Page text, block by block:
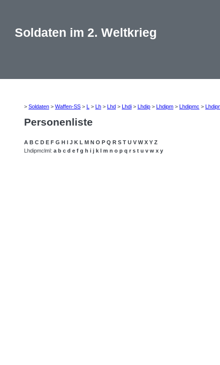
Soldaten im 2. Weltkrieg
> Soldaten > Waffen-SS > L > Lh > Lhd > Lhdi > Lhdip > Lhdipm > Lhdipmc >
Personenliste
A B C D E F G H I J K L M N O P Q R S T U V W X Y Z
Lhdipmclml: a b c d e f g h i j k l m n o p q r s t u v w x y